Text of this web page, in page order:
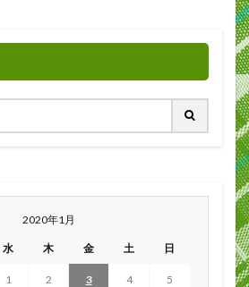
2020年1月
水 木 金 土 日
1 2 3 4 5